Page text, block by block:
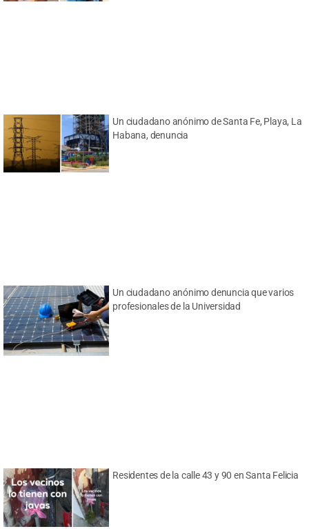
Un ciudadano anónimo de Santa Fe, Playa, La
Habana, denuncia
Un ciudadano anónimo denuncia que varios
profesionales de la Universidad
Residentes de la calle 43 y 90 en Santa Felicia